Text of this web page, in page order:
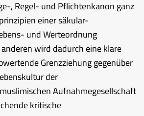
, Regel- und Pflichtenkanon ganz
einer säkular-
und Werteordnung
wird dadurch eine klare
Grenzziehung gegenüber
der
Aufnahmegesellschaft
kritische